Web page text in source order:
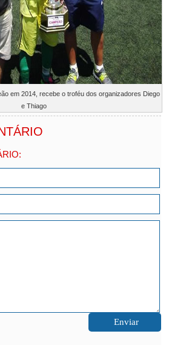
em 2014, recebe o troféu dos organizadores Diego
e Thiago